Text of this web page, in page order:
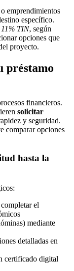
emprendimientos
específico.
11% TIN, según
opciones que
proyecto.
préstamo
financieros.
solicitar
y seguridad.
comparar opciones
hasta la
el
mediante
detalladas en
certificado digital